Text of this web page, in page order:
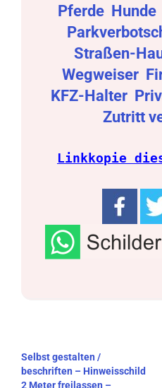
Pferde Hunde
Straßen-
Wegweiser
KFZ-Halter
Zutritt
Linkkopie
Beitragsnavigation
Selbst gestalten /
beschriften – Hinweisschild
2 Meter freilassen –